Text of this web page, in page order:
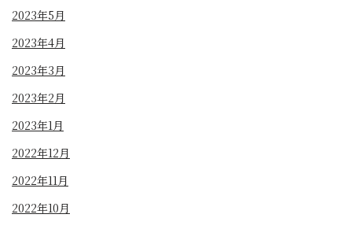
2023年5月
2023年4月
2023年3月
2023年2月
2023年1月
2022年12月
2022年11月
2022年10月